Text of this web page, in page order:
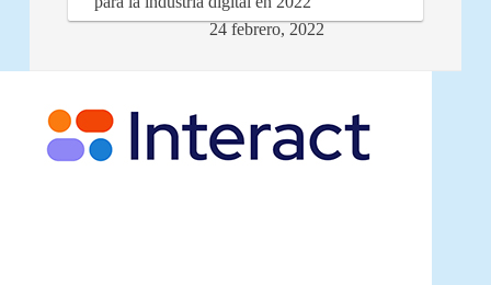
24 febrero, 2022